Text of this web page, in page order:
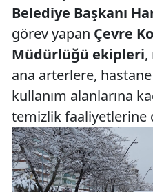
Belediye Başkanı
görev yapan Çevre
Müdürlüğü ekipleri,
ana arterlere,
kullanım alanlarına
temizlik faaliyetlerine